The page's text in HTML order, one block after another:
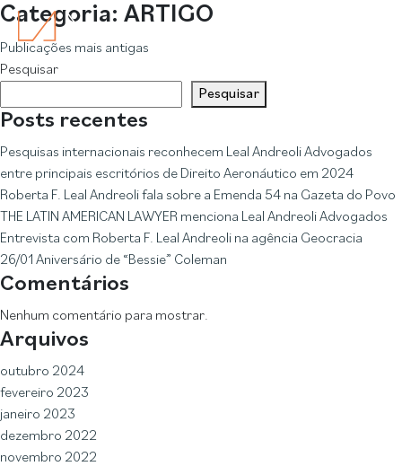
Categoria: ARTIGO
Navegação
por
posts
Publicações mais antigas
Pesquisar
Pesquisar
Posts recentes
Pesquisas internacionais reconhecem Leal Andreoli Advogados
entre principais escritórios de Direito Aeronáutico em 2024
Roberta F. Leal Andreoli fala sobre a Emenda 54 na Gazeta do Povo
THE LATIN AMERICAN LAWYER menciona Leal Andreoli Advogados
Entrevista com Roberta F. Leal Andreoli na agência Geocracia
26/01 Aniversário de “Bessie” Coleman
Comentários
Nenhum comentário para mostrar.
Arquivos
outubro 2024
fevereiro 2023
janeiro 2023
dezembro 2022
novembro 2022